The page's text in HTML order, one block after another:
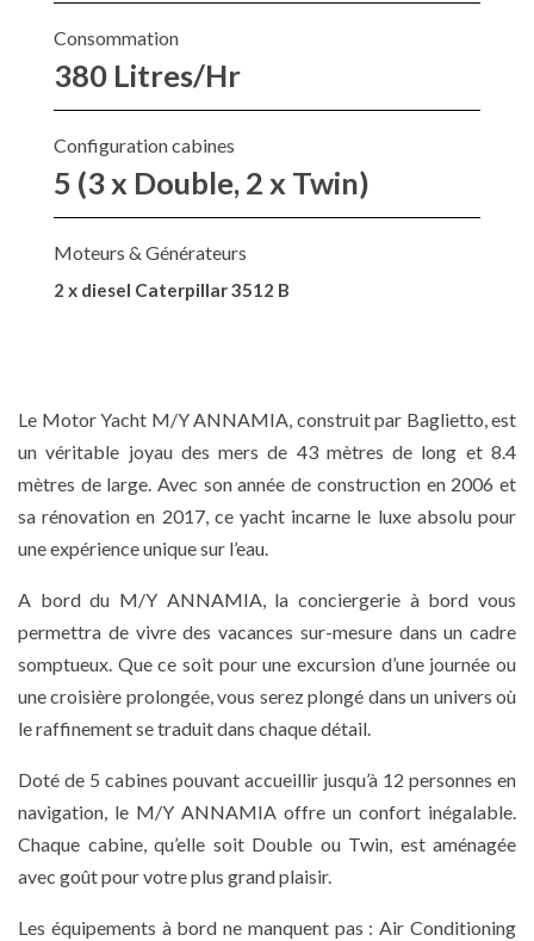
Consommation
380 Litres/Hr
Configuration cabines
5 (3 x Double, 2 x Twin)
Moteurs & Générateurs
2 x diesel Caterpillar 3512 B
Le Motor Yacht M/Y ANNAMIA, construit par Baglietto, est
un véritable joyau des mers de 43 mètres de long et 8.4
mètres de large. Avec son année de construction en 2006 et
sa rénovation en 2017, ce yacht incarne le luxe absolu pour
une expérience unique sur l’eau.
A bord du M/Y ANNAMIA, la conciergerie à bord vous
permettra de vivre des vacances sur-mesure dans un cadre
somptueux. Que ce soit pour une excursion d’une journée ou
une croisière prolongée, vous serez plongé dans un univers où
le raffinement se traduit dans chaque détail.
Doté de 5 cabines pouvant accueillir jusqu’à 12 personnes en
navigation, le M/Y ANNAMIA offre un confort inégalable.
Chaque cabine, qu’elle soit Double ou Twin, est aménagée
avec goût pour votre plus grand plaisir.
Les équipements à bord ne manquent pas : Air Conditioning